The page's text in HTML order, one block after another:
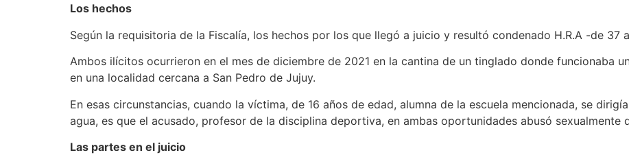
Los hechos
Según la requisitoria de la Fiscalía, los hechos por los que llegó a juicio y resultó condenado H.R.A -de 37
Ambos ilícitos ocurrieron en el mes de diciembre de 2021 en la cantina de un tinglado donde funcionaba
en una localidad cercana a San Pedro de Jujuy.
En esas circunstancias, cuando la víctima, de 16 años de edad, alumna de la escuela mencionada, se
agua, es que el acusado, profesor de la disciplina deportiva, en ambas oportunidades abusó sexualmente
Las partes en el juicio